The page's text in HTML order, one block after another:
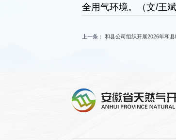
全用气环境。（文/王斌
上一条： 和县公司组织开展2026年和